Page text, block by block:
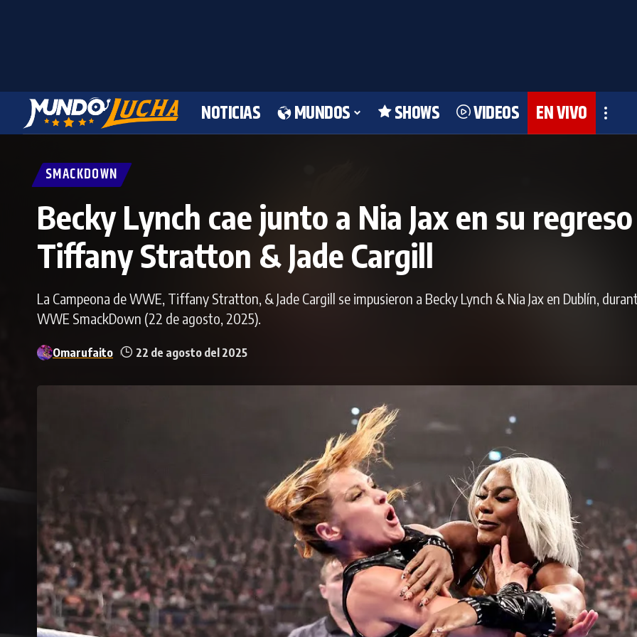
NOTICIAS MUNDOS SHOWS VIDEOS EN VIVO
SMACKDOWN
Becky Lynch cae junto a Nia Jax en su
Tiffany Stratton & Jade Cargill
La Campeona de WWE, Tiffany Stratton, & Jade Cargill se impusieron a Becky Lynch & Nia Jax en Dublín,
WWE SmackDown (22 de agosto, 2025).
Omarufaito 22 de agosto del 2025